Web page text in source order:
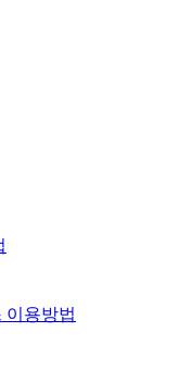
이용방법